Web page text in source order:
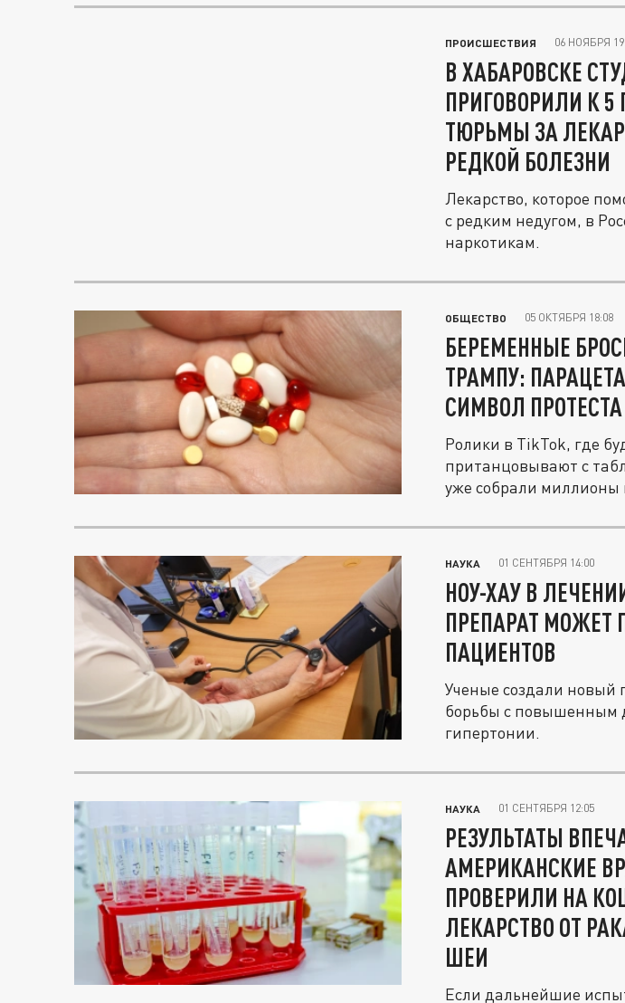
ПРОИСШЕСТВИЯ 06 НОЯБРЯ
В ХАБАРОВСКЕ
ПРИГОВОРИЛИ К 5
ТЮРЬМЫ ЗА
РЕДКОЙ БОЛЕЗНИ
Лекарство, которое
с редким недугом, в
наркотикам.
ОБЩЕСТВО 05 ОКТЯБРЯ 18:08
БЕРЕМЕННЫЕ
ТРАМПУ:
СИМВОЛ ПРОТЕСТА
Ролики в TikTok, где
пританцовывают с
уже собрали миллионы
НАУКА 01 СЕНТЯБРЯ 14:00
НОУ-ХАУ В
ПРЕПАРАТ МОЖЕТ
ПАЦИЕНТОВ
Ученые создали новый
борьбы с повышенным
гипертонии.
НАУКА 01 СЕНТЯБРЯ 12:05
РЕЗУЛЬТАТЫ
АМЕРИКАНСКИЕ
ПРОВЕРИЛИ НА
ЛЕКАРСТВО ОТ
ШЕИ
Если дальнейшие